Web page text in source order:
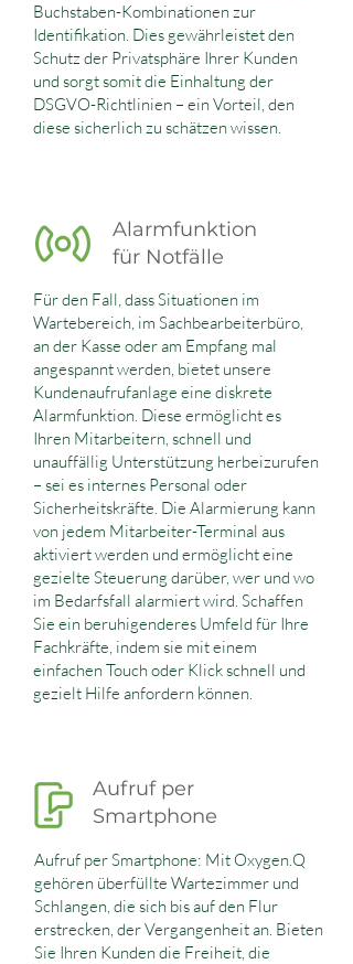
Buchstaben-Kombinationen zur
Identifikation. Dies gewährleistet den
Schutz der Privatsphäre Ihrer Kunden
und sorgt somit die Einhaltung der
DSGVO-Richtlinien – ein Vorteil, den
diese sicherlich zu schätzen wissen.
Alarmfunktion
für Notfälle
Für den Fall, dass Situationen im
Wartebereich, im Sachbearbeiterbüro,
an der Kasse oder am Empfang mal
angespannt werden, bietet unsere
Kundenaufrufanlage eine diskrete
Alarmfunktion. Diese ermöglicht es
Ihren Mitarbeitern, schnell und
unauffällig Unterstützung herbeizurufen
– sei es internes Personal oder
Sicherheitskräfte. Die Alarmierung kann
von jedem Mitarbeiter-Terminal aus
aktiviert werden und ermöglicht eine
gezielte Steuerung darüber, wer und wo
im Bedarfsfall alarmiert wird. Schaffen
Sie ein beruhigenderes Umfeld für Ihre
Fachkräfte, indem sie mit einem
einfachen Touch oder Klick schnell und
gezielt Hilfe anfordern können.
Aufruf per
Smartphone
Aufruf per Smartphone: Mit Oxygen.Q
gehören überfüllte Wartezimmer und
Schlangen, die sich bis auf den Flur
erstrecken, der Vergangenheit an. Bieten
Sie Ihren Kunden die Freiheit, die